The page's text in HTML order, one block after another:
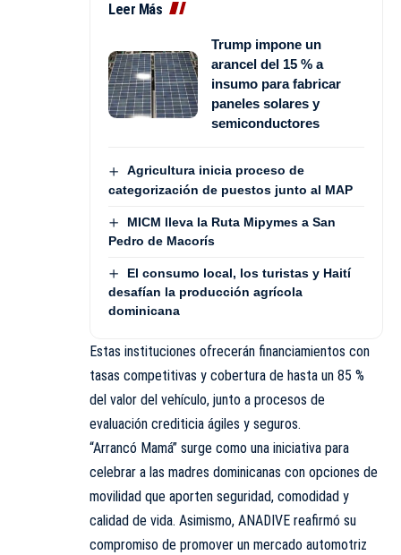
Leer Más
Trump impone un
arancel del 15 % a
insumo para fabricar
paneles solares y
semiconductores
Agricultura inicia proceso de
categorización de puestos junto al MAP
MICM lleva la Ruta Mipymes a San
Pedro de Macorís
El consumo local, los turistas y Haití
desafían la producción agrícola
dominicana
Estas instituciones ofrecerán financiamientos con
tasas competitivas y cobertura de hasta un 85 %
del valor del vehículo, junto a procesos de
evaluación crediticia ágiles y seguros.
“Arrancó Mamá” surge como una iniciativa para
celebrar a las madres dominicanas con opciones de
movilidad que aporten seguridad, comodidad y
calidad de vida. Asimismo, ANADIVE reafirmó su
compromiso de promover un mercado automotriz